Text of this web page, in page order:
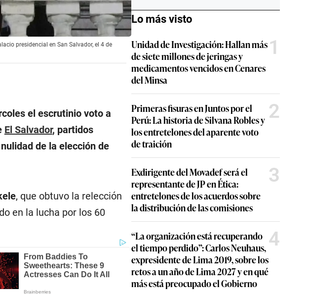
presidencial en San Salvador, el 4 de
el escrutinio voto a
El Salvador, partidos
de la elección de
, que obtuvo la relección
en la lucha por los 60
Lo más visto
Unidad de Investigación: Hallan más
de siete millones de jeringas y
medicamentos vencidos en Cenares
del Minsa
1
Primeras fisuras en Juntos por el
Perú: La historia de Silvana Robles y
los entretelones del aparente voto
de traición
2
Exdirigente del Movadef será el
representante de JP en Ética:
entretelones de los acuerdos sobre
la distribución de las comisiones
3
“La organización está recuperando
el tiempo perdido”: Carlos Neuhaus,
expresidente de Lima 2019, sobre los
retos a un año de Lima 2027 y en qué
más está preocupado el Gobierno
4